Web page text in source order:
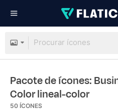
Pacote de ícones:
Color lineal-color
50 ÍCONES